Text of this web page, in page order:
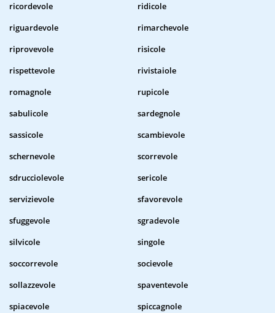
ricordevole
ridicole
riguardevole
rimarchevole
riprovevole
risicole
rispettevole
rivistaiole
romagnole
rupicole
sabulicole
sardegnole
sassicole
scambievole
schernevole
scorrevole
sdrucciolevole
sericole
servizievole
sfavorevole
sfuggevole
sgradevole
silvicole
singole
soccorrevole
socievole
sollazzevole
spaventevole
spiacevole
spiccagnole